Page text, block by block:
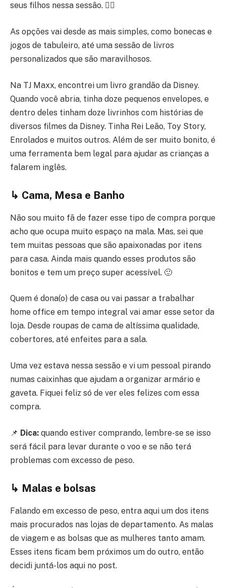
seus filhos nessa sessão. 🤷‍♀️
As opções vai desde as mais simples, como bonecas e
jogos de tabuleiro, até uma sessão de livros
personalizados que são maravilhosos.
Na TJ Maxx, encontrei um livro grandão da Disney.
Quando você abria, tinha doze pequenos envelopes, e
dentro deles tinham doze livrinhos com histórias de
diversos filmes da Disney. Tinha Rei Leão, Toy Story,
Enrolados e muitos outros. Além de ser muito bonito, é
uma ferramenta bem legal para ajudar as crianças a
falarem inglês.
↳ Cama, Mesa e Banho
Não sou muito fã de fazer esse tipo de compra porque
acho que ocupa muito espaço na mala. Mas, sei que
tem muitas pessoas que são apaixonadas por itens
para casa. Ainda mais quando esses produtos são
bonitos e tem um preço super acessível. 🙂
Quem é dona(o) de casa ou vai passar a trabalhar
home office em tempo integral vai amar esse setor da
loja. Desde roupas de cama de altíssima qualidade,
cobertores, até enfeites para a sala.
Uma vez estava nessa sessão e vi um pessoal pirando
numas caixinhas que ajudam a organizar armário e
gaveta. Fiquei feliz só de ver eles felizes com essa
compra.
📌 Dica: quando estiver comprando, lembre-se se isso
será fácil para levar durante o voo e se não terá
problemas com excesso de peso.
↳ Malas e bolsas
Falando em excesso de peso, entra aqui um dos itens
mais procurados nas lojas de departamento. As malas
de viagem e as bolsas que as mulheres tanto amam.
Esses itens ficam bem próximos um do outro, então
decidi juntá-los aqui no post.